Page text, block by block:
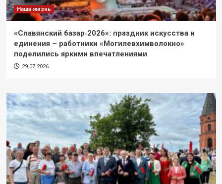
Наша жизнь
«Славянский базар‑2026»: праздник искусства и
единения – работники «Могилевхимволокно»
поделились яркими впечатлениями
29.07.2026